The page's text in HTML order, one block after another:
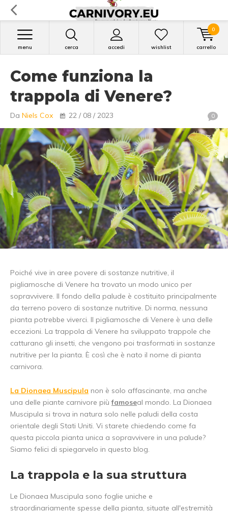
cerca accedi
menu wishlist carrello
0
Come funziona la
trappola di Venere?
Da Niels Cox 22 / 08 / 2023 0
Poiché vive in aree povere di sostanze nutritive, il
pigliamosche di Venere ha trovato un modo unico per
sopravvivere. Il fondo della palude è costituito principalmente
da terreno povero di sostanze nutritive. Di norma, nessuna
pianta potrebbe viverci. Il pigliamosche di Venere è una delle
eccezioni. La trappola di Venere ha sviluppato trappole che
catturano gli insetti, che vengono poi trasformati in sostanze
nutritive per la pianta. È così che è nato il nome di pianta
carnivora.
La Dionaea Muscipula non è solo affascinante, ma anche
una delle piante carnivore piùfamoseal mondo. La Dionaea
Muscipula si trova in natura solo nelle paludi della costa
orientale degli Stati Uniti. Vi starete chiedendo come fa
questa piccola pianta unica a sopravvivere in una palude?
Siamo felici di spiegarvelo in questo blog.
La trappola e la sua struttura
Le Dionaea Muscipula sono foglie uniche e
straordinariamente spesse della pianta, situate all'estremità